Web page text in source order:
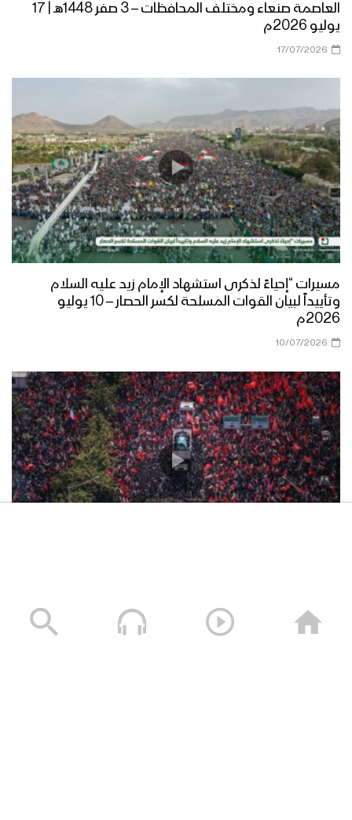
العاصمة صنعاء ومختلف المحافظات – 3 صفر 1448هـ | 17
يوليو 2026م
17/07/2026
مسيرات “إحياءً لذكرى استشهاد الإمام زيد عليه السلام
وتأييداً لبيان القوات المسلحة لكسر الحصار – 10 يوليو
2026م
10/07/2026
06/07/2026